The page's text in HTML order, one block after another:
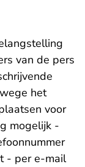
van de pers
het
voor
mogelijk -
- per e-mail